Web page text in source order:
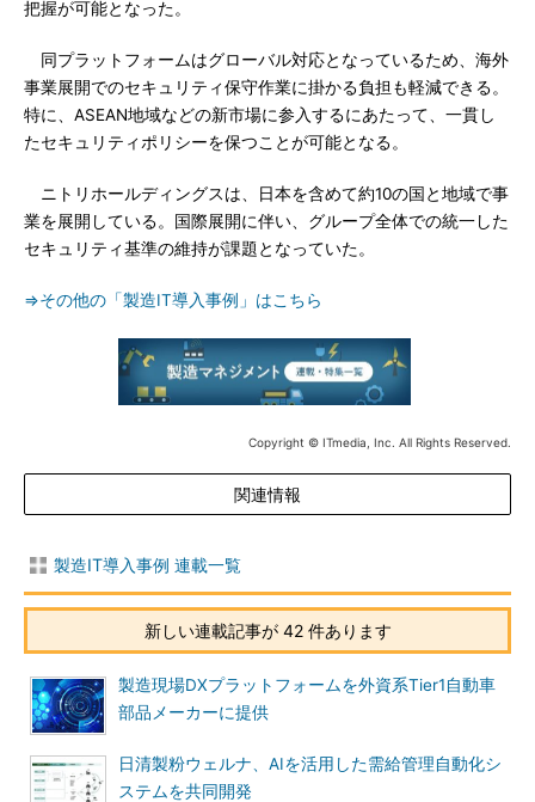
把握が可能となった。
同プラットフォームはグローバル対応となっているため、海外
事業展開でのセキュリティ保守作業に掛かる負担も軽減できる。
特に、ASEAN地域などの新市場に参入するにあたって、一貫し
たセキュリティポリシーを保つことが可能となる。
ニトリホールディングスは、日本を含めて約10の国と地域で事
業を展開している。国際展開に伴い、グループ全体での統一した
セキュリティ基準の維持が課題となっていた。
⇒その他の「製造IT導入事例」はこちら
Copyright © ITmedia, Inc. All Rights Reserved.
関連情報
製造IT導入事例 連載一覧
新しい連載記事が 42 件あります
製造現場DXプラットフォームを外資系Tier1自動車
部品メーカーに提供
日清製粉ウェルナ、AIを活用した需給管理自動化シ
ステムを共同開発